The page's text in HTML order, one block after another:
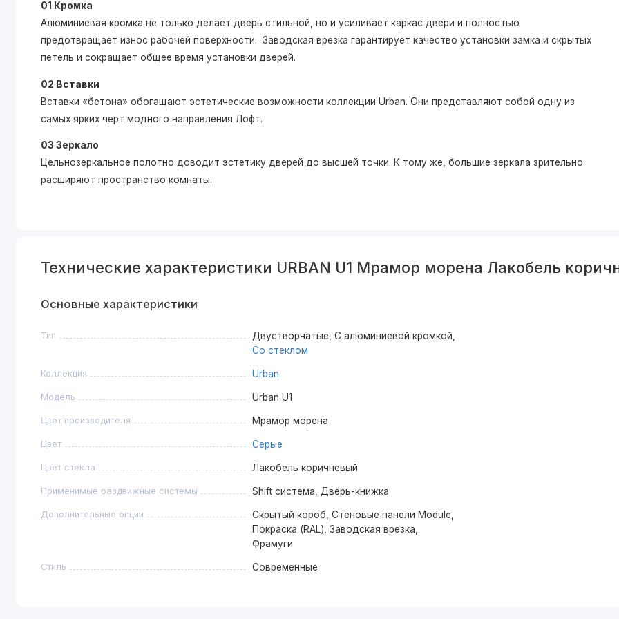
01 Кромка
Алюминиевая кромка не только делает дверь стильной, но и усиливает каркас двери и полностью
предотвращает износ рабочей поверхности. Заводская врезка гарантирует качество установки замка и скрытых
петель и сокращает общее время установки дверей.
02 Вставки
Вставки «бетона» обогащают эстетические возможности коллекции Urban. Они представляют собой одну из
самых ярких черт модного направления Лофт.
03 Зеркало
Цельнозеркальное полотно доводит эстетику дверей до высшей точки. К тому же, большие зеркала зрительно
расширяют пространство комнаты.
Технические характеристики URBAN U1 Мрамор морена Лакобель
Основные характеристики
Тип
Двустворчатые, С алюминиевой кромкой,
Со стеклом
Коллекция Urban
Модель Urban U1
Цвет производителя Мрамор морена
Цвет Серые
Цвет стекла Лакобель коричневый
Применимые раздвижные системы Shift система, Дверь-книжка
Дополнительные опции
Скрытый короб, Стеновые панели Module,
Покраска (RAL), Заводская врезка,
Фрамуги
Стиль Современные